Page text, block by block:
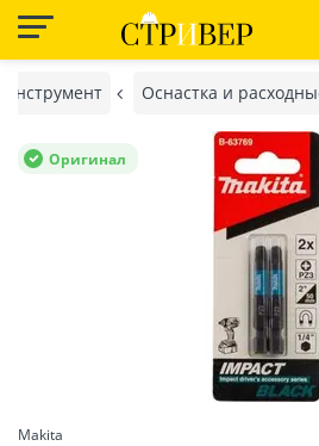
Оснастка и
Оригинал
Makita